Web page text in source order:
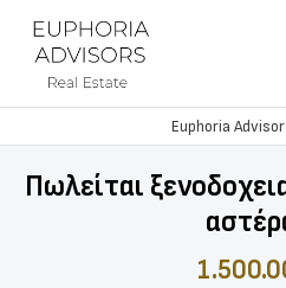
Euphoria
Πωλείται